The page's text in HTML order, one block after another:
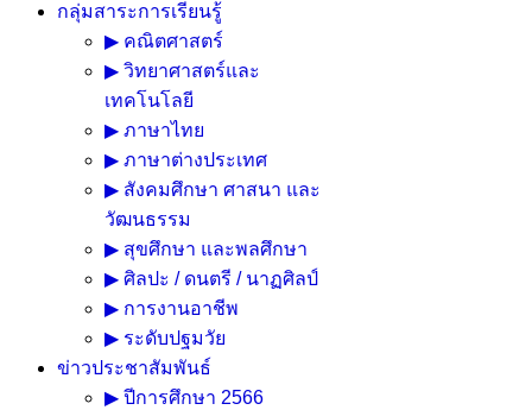
กลุ่มสาระการเรียนรู้
▶ คณิตศาสตร์
▶ วิทยาศาสตร์และ
เทคโนโลยี
▶ ภาษาไทย
▶ ภาษาต่างประเทศ
▶ สังคมศึกษา ศาสนา และ
วัฒนธรรม
▶ สุขศึกษา และพลศึกษา
▶ ศิลปะ / ดนตรี / นาฏศิลป์
▶ การงานอาชีพ
▶ ระดับปฐมวัย
ข่าวประชาสัมพันธ์
▶ ปีการศึกษา 2566